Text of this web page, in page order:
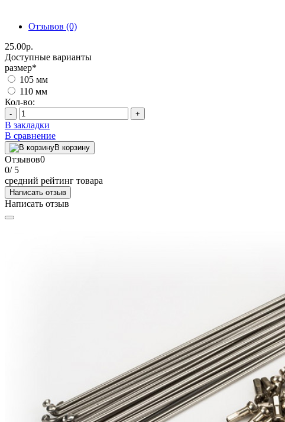
Отзывов (0)
25.00р.
Доступные варианты
размер*
105 мм
110 мм
Кол-во:
- +
В закладки
В сравнение
В корзину
Отзывов0
0/ 5
средний рейтинг товара
Написать отзыв
Написать отзыв